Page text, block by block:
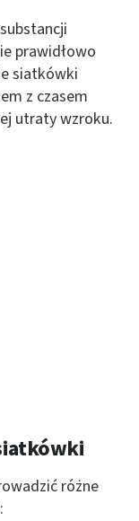
prawidłowo
siatkówki
z czasem
utraty wzroku.
różne